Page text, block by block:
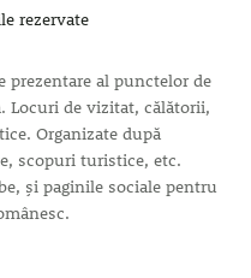
rezervate
prezentare al punctelor de
Locuri de vizitat, călătorii,
Organizate după
scopuri turistice, etc.
și paginile sociale pentru